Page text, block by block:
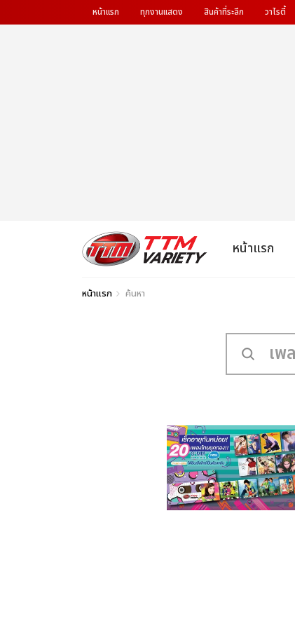
หน้าแรก ทุกงานแสดง สินค้าที่ระลึก วาไรตี้
หน้าแรก
หน้าแรก ค้นหา